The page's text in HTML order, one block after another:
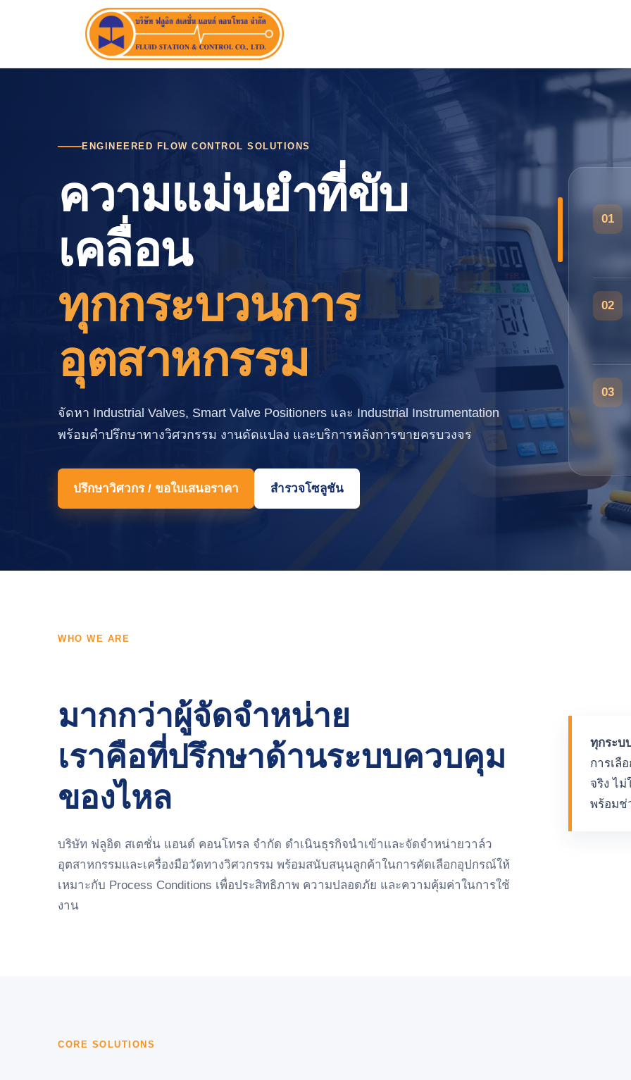
ENGINEERED FLOW CONTROL SOLUTIONS
ความแม่นยำที่ขับ
เคลื่อน
ทุกกระบวนการ
อุตสาหกรรม
จัดหา Industrial Valves, Smart Valve Positioners และ Industrial Instrumentation
พร้อมคำปรึกษาทางวิศวกรรม งานดัดแปลง และบริการหลังการขายครบวงจร
ปรึกษาวิศวกร / ขอใบเสนอราคา สำรวจโซลูชัน
01
02
03
WHO WE ARE
มากกว่าผู้จัดจำหน่าย
เราคือที่ปรึกษาด้านระบบควบคุม
ของไหล
บริษัท ฟลูอิด สเตชั่น แอนด์ คอนโทรล จำกัด ดำเนินธุรกิจนำเข้าและจัดจำหน่ายวาล์ว
อุตสาหกรรมและเครื่องมือวัดทางวิศวกรรม พร้อมสนับสนุนลูกค้าในการคัดเลือกอุปกรณ์ให้
เหมาะกับ Process Conditions เพื่อประสิทธิภาพ ความปลอดภัย และความคุ้มค่าในการใช้
งาน
ทุกระบ
การเลื
จริง ไ
พร้อมช่
CORE SOLUTIONS